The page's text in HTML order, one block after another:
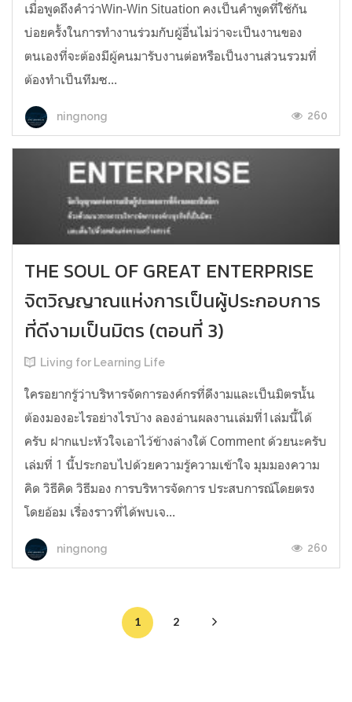
เมื่อพูดถึงคำว่าWin-Win Situation คงเป็นคำพูดที่ใช้กัน
บ่อยครั้งในการทำงานร่วมกับผู้อื่นไม่ว่าจะเป็นงานของ
ตนเองที่จะต้องมีผู้คนมารับงานต่อหรือเป็นงานส่วนรวมที่
ต้องทำเป็นทีมซ...
ningnong 260
THE SOUL OF GREAT ENTERPRISE
จิตวิญญาณแห่งการเป็นผู้ประกอบการ
ที่ดีงามเป็นมิตร (ตอนที่ 3)
Living for Learning Life
ใครอยากรู้ว่าบริหารจัดการองค์กรที่ดีงามและเป็นมิตรนั้น
ต้องมองอะไรอย่างไร​บ้าง ลองอ่าน​ผลงานเล่มที่1เล่มนี้ได้
ครับ​ ฝากแปะหัวใจเอาไว้ข้างล่างใต้​ Comment​ ด้วยนะครับ
เล่มที่​ 1​ นี้ประกอบไปด้วยความรู้ความเข้าใจ มุมมองความ
คิด วิธีคิด วิธีมอง การบริหารจัดการ ประสบการณ์โดยตรง
โดยอ้อม เรื่องราวที่ได้พบเจ...
ningnong 260
1 2